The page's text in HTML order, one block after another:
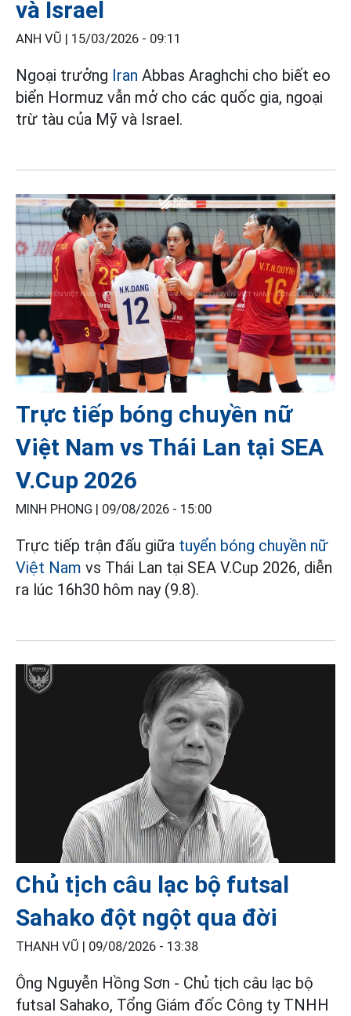
và Israel
ANH VŨ | 15/03/2026 - 09:11
Ngoại trưởng Iran Abbas Araghchi cho biết eo
biển Hormuz vẫn mở cho các quốc gia, ngoại
trừ tàu của Mỹ và Israel.
Trực tiếp bóng chuyền nữ
Việt Nam vs Thái Lan tại SEA
V.Cup 2026
MINH PHONG | 09/08/2026 - 15:00
Trực tiếp trận đấu giữa tuyển bóng chuyền nữ
Việt Nam vs Thái Lan tại SEA V.Cup 2026, diễn
ra lúc 16h30 hôm nay (9.8).
Chủ tịch câu lạc bộ futsal
Sahako đột ngột qua đời
THANH VŨ | 09/08/2026 - 13:38
Ông Nguyễn Hồng Sơn - Chủ tịch câu lạc bộ
futsal Sahako, Tổng Giám đốc Công ty TNHH